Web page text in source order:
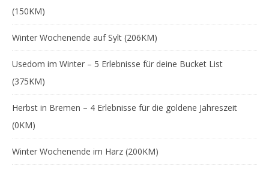
(150KM)
Winter Wochenende auf Sylt (206KM)
Usedom im Winter – 5 Erlebnisse für deine Bucket List
(375KM)
Herbst in Bremen – 4 Erlebnisse für die goldene Jahreszeit
(0KM)
Winter Wochenende im Harz (200KM)